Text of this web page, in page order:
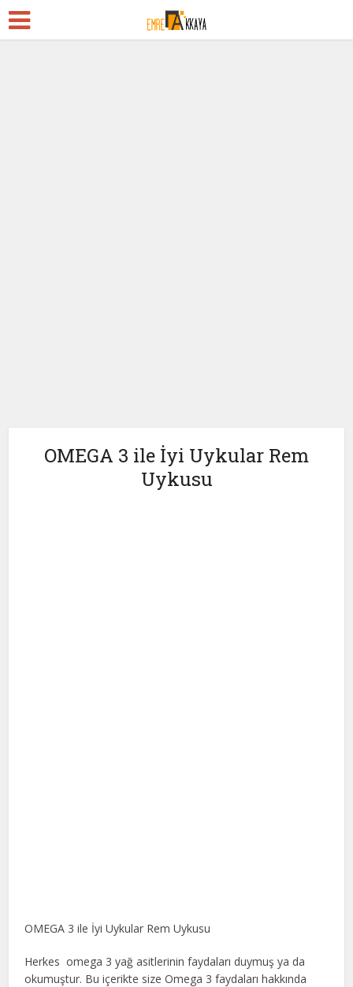
OMEGA 3 ile İyi Uykular Rem
Uykusu
OMEGA 3 ile İyi Uykular Rem Uykusu
Herkes omega 3 yağ asitlerinin faydaları duymuş ya da
okumuştur. Bu içerikte size Omega 3 faydaları hakkında